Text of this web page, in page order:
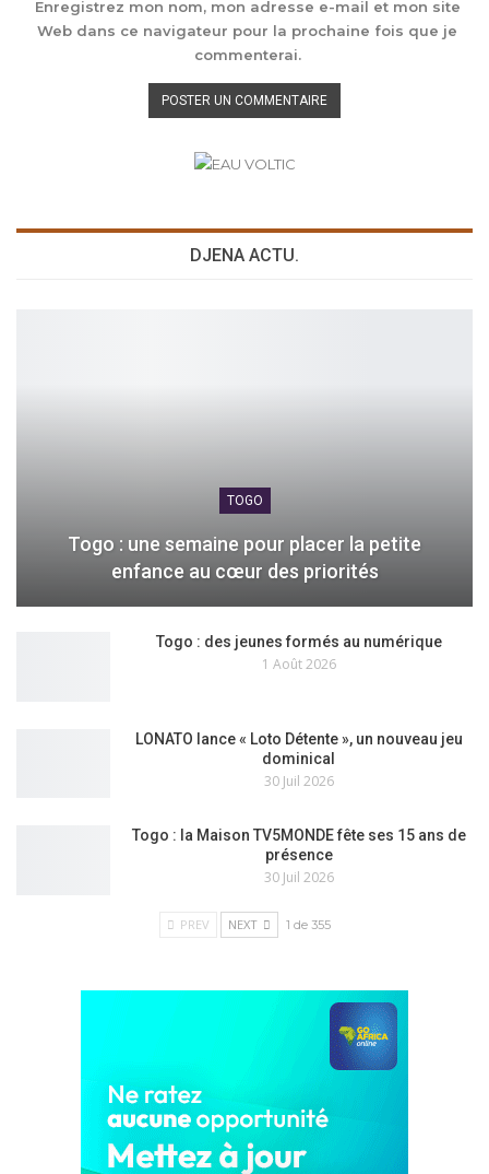
Enregistrez mon nom, mon adresse e-mail et mon site
Web dans ce navigateur pour la prochaine fois que je
commenterai.
DJENA ACTU.
TOGO
Togo : une semaine pour placer la petite
enfance au cœur des priorités
Togo : des jeunes formés au numérique
1 Août 2026
LONATO lance « Loto Détente », un nouveau jeu
dominical
30 Juil 2026
Togo : la Maison TV5MONDE fête ses 15 ans de
présence
30 Juil 2026
PREV NEXT 1 de 355